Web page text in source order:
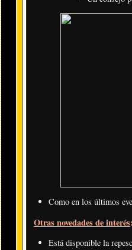
Como en los últimos
Otras novedades de interés:
Está disponible la